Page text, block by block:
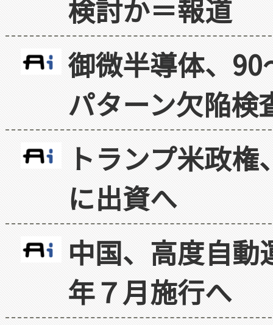
検討か＝報道
御微半導体、
パターン欠陥検
トランプ米政
に出資へ
中国、高度自
年７月施行へ